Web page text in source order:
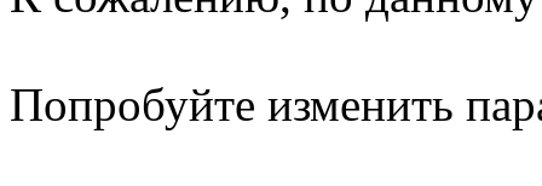
Попробуйте изменить